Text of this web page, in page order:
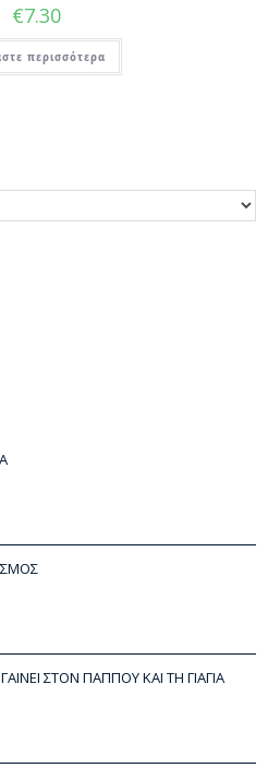
€7.30
περισσότερα
ΣΤΟΝ ΠΑΠΠΟΥ ΚΑΙ ΤΗ ΓΙΑΓΙΑ